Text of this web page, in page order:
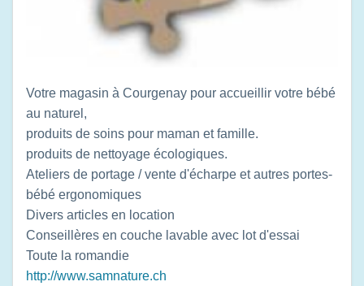
Votre magasin à Courgenay pour accueillir votre bébé
au naturel,
produits de soins pour maman et famille.
produits de nettoyage écologiques.
Ateliers de portage / vente d'écharpe et autres portes-
bébé ergonomiques
Divers articles en location
Conseillères en couche lavable avec lot d'essai
Toute la romandie
http://www.samnature.ch